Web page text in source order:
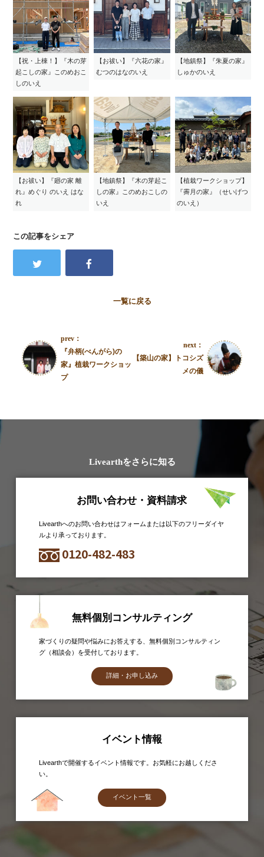
【祝・上棟！】『木の芽
起こしの家』このめおこ
しのいえ
【お祓い】『六花の家』
むつのはなのいえ
【地鎮祭】『朱夏の家』
しゅかのいえ
【お祓い】『廻の家 離
れ』めぐり のいえ はな
れ
【地鎮祭】『木の芽起こ
しの家』このめおこしの
いえ
【植栽ワークショップ】
『霽月の家』（せいげつ
のいえ）
この記事をシェア
一覧に戻る
prev：
『弁柄(べんがら)の
家』植栽ワークショッ
プ
next：
【築山の家】トコシズ
メの儀
Livearthをさらに知る
お問い合わせ・資料請求
Livearthへのお問い合わせはフォームまたは以下のフリーダイヤ
ルより承っております。
0120-482-483
無料個別コンサルティング
家づくりの疑問や悩みにお答えする、無料個別コンサルティン
グ（相談会）を受付しております。
詳細・お申し込み
イベント情報
Livearthで開催するイベント情報です。お気軽にお越しくださ
い。
イベント一覧